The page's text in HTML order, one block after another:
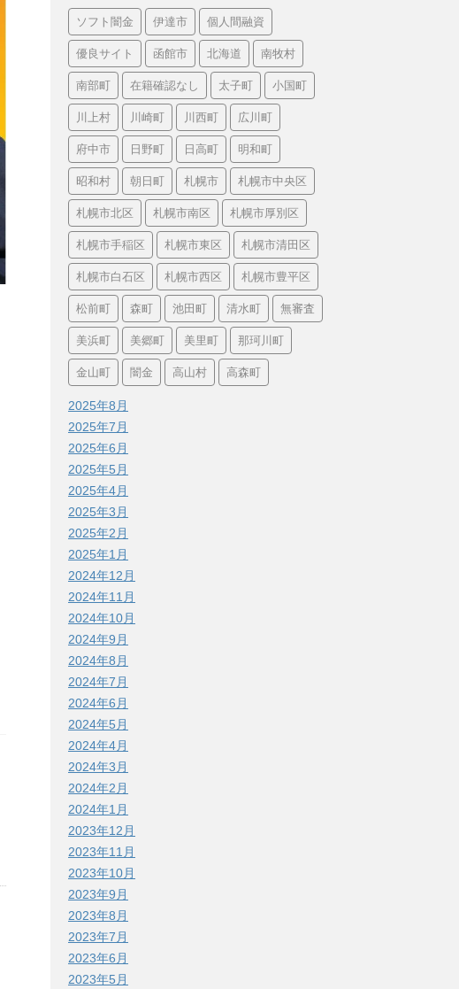
ソフト闇金 伊達市 個人間融資
優良サイト 函館市 北海道 南牧村
南部町 在籍確認なし 太子町 小国町
川上村 川崎町 川西町 広川町
府中市 日野町 日高町 明和町
昭和村 朝日町 札幌市 札幌市中央区
札幌市北区 札幌市南区 札幌市厚別区
札幌市手稲区 札幌市東区 札幌市清田区
札幌市白石区 札幌市西区 札幌市豊平区
松前町 森町 池田町 清水町 無審査
美浜町 美郷町 美里町 那珂川町
金山町 闇金 高山村 高森町
2025年8月
2025年7月
2025年6月
2025年5月
2025年4月
2025年3月
2025年2月
2025年1月
2024年12月
2024年11月
2024年10月
2024年9月
2024年8月
2024年7月
2024年6月
2024年5月
2024年4月
2024年3月
2024年2月
2024年1月
2023年12月
2023年11月
2023年10月
2023年9月
2023年8月
2023年7月
2023年6月
2023年5月